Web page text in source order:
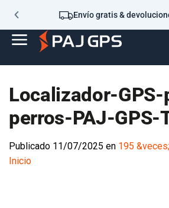
Envío gratis &
Localizador-GPS-
perros-PAJ-GPS-
Publicado 11/07/2025 en 195
Inicio